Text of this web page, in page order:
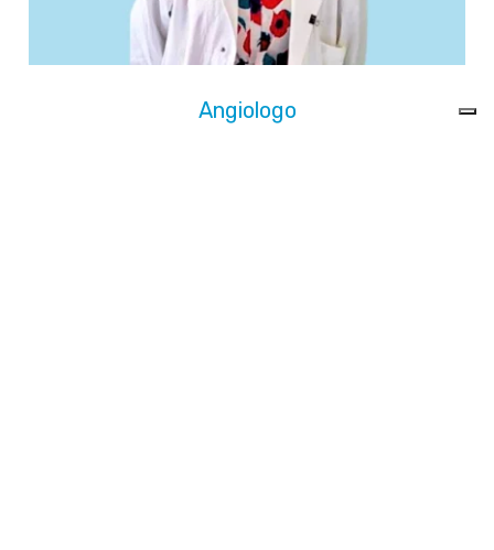
Cardiochirurgo